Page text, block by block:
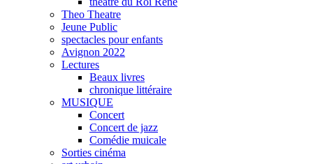
Theo Theatre
Jeune Public
spectacles pour enfants
Avignon 2022
Lectures
Beaux livres
chronique littéraire
MUSIQUE
Concert
Concert de jazz
Comédie muicale
Sorties cinéma